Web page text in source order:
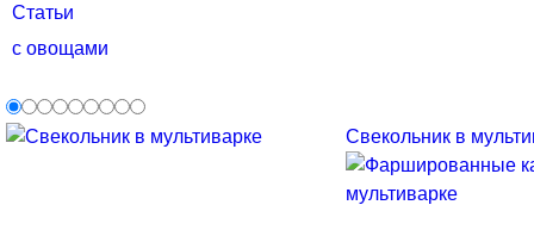
Статьи
с овощами
Свекольник в